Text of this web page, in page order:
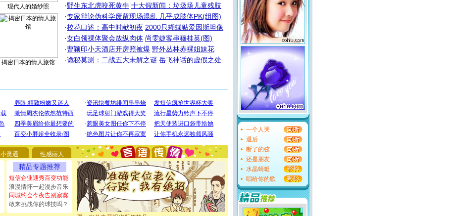
现代人的婚纱照
揭密日本的情人旅馆
·野生东北虎咬死黄牛 十大假新闻：垃圾场儿童残肢
·专家辩论伪科学废留现场混乱 几乎成肢体PK(组图)
·校花口述：高中时献初夜 2000只蝴蝶贴爱因斯坦像
·女白领祼体聚会放纵肉体 尚雯婕客串穆桂英(图)
·曹颖印小天酒店开房照被爆 野外丛林赤裸姐妹花
·诡秘莫测：二战五大未解之谜 岳飞神话的虚假之处
小灵通 性感丽人
精品专题推荐
短信企业通秀百变功能
浪漫情怀一起漫步音乐
同城约会今夜告别寂寞
敢来挑战你的球技吗？
[圣诞节]圣诞节到了，想想没什么送给你的，又不打算给
你太多，只有给你五千万：千万快乐！千万要健康！千万
要平安！千万要知足！千万不要忘记我！
[圣诞节]不只这样的日子才会想起你,而是这样的日子才
能正大光明地骚扰你,告诉你,圣诞要快乐!新年要快乐!天天
都要快乐噢!
[圣诞节]奉上一颗祝福的心,在这个特别的日子里,愿幸福,
如意,快乐,鲜花,一切美好的祝愿与你同在.圣诞快乐!
[元旦]看到你我会触电；看不到你我要充电；没有你我会
断电。爱你是我职业，想你是我事业，抱你是我特长，吻
你是我专业！水晶之恋祝你新年快乐
[元旦]如果上天让我许三个愿望，一是今生今世和你在一
起；二是再生再世和你在一起；三是三生三世和你不再分
离。水晶之恋祝你新年快乐
一个人哭
退后
断了的弦
还是朋友
水晶蜻蜓
唱给你的歌